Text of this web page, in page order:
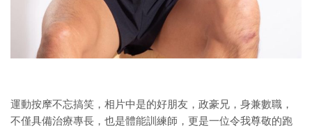
運動按摩不忘搞笑，相片中是的好朋友，政豪兄，身兼數職，
不僅具備治療專長，也是體能訓練師，更是一位令我尊敬的跑